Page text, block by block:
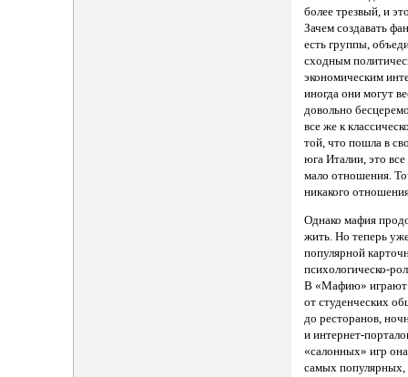
более трезвый, и
Зачем создавать
есть группы,
сходным
экономическим
иногда они могут
довольно
все же к
той, что пошла в
юга Италии, это все
мало отношения.
никакого
Однако мафия
жить. Но теперь
популярной
психологическо-
В «Мафию» играют
от студенческих
до ресторанов,
и интернет-
«салонных» игр
самых популярных,